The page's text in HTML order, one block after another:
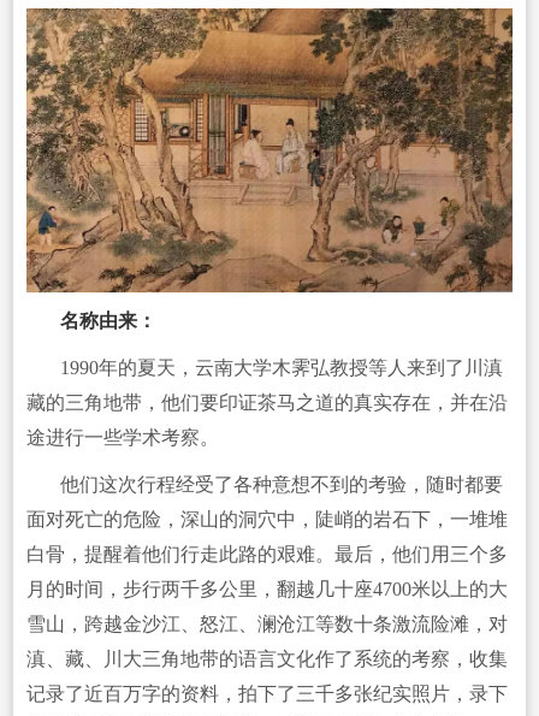
名称由来：
1990年的夏天，云南大学木霁弘教授等人来到了川滇
藏的三角地带，他们要印证茶马之道的真实存在，并在沿
途进行一些学术考察。
他们这次行程经受了各种意想不到的考验，随时都要
面对死亡的危险，深山的洞穴中，陡峭的岩石下，一堆堆
白骨，提醒着他们行走此路的艰难。最后，他们用三个多
月的时间，步行两千多公里，翻越几十座4700米以上的大
雪山，跨越金沙江、怒江、澜沧江等数十条激流险滩，对
滇、藏、川大三角地带的语言文化作了系统的考察，收集
记录了近百万字的资料，拍下了三千多张纪实照片，录下